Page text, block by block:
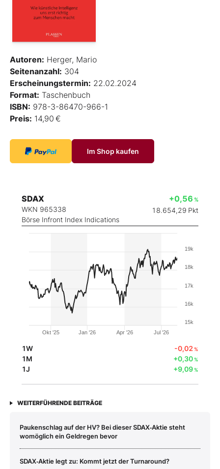
Autoren: Herger, Mario
Seitenanzahl: 304
Erscheinungstermin: 22.02.2024
Format: Taschenbuch
ISBN: 978-3-86470-966-1
Preis: 14,90 €
Im Shop kaufen
SDAX
WKN 965338
Börse Infront Index Indications
+0,56 %
18.654,29 Pkt
Okt '25 Jan '26 Apr '26 Jul '26
15k
16k
17k
18k
19k
1W -0,02%
1M +0,30%
1J +9,09%
WEITERFÜHRENDE BEITRÄGE
Paukenschlag auf der HV? Bei dieser SDAX‑Aktie steht
womöglich ein Geldregen bevor
SDAX‑Aktie legt zu: Kommt jetzt der Turnaround?